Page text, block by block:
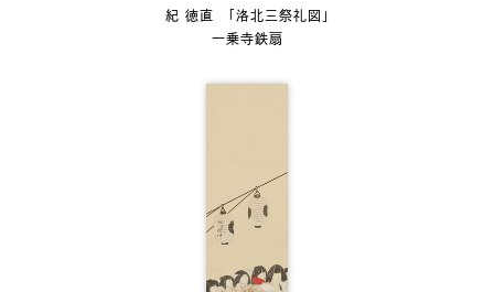
紀 徳直 「洛北三祭礼図」
一乗寺鉄扇